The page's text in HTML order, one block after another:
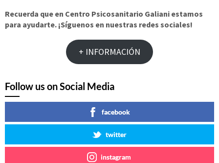
Recuerda que en Centro Psicosanitario Galiani estamos
para ayudarte. ¡Síguenos en nuestras redes sociales!
+ INFORMACIÓN
Follow us on Social Media
facebook
twitter
instagram